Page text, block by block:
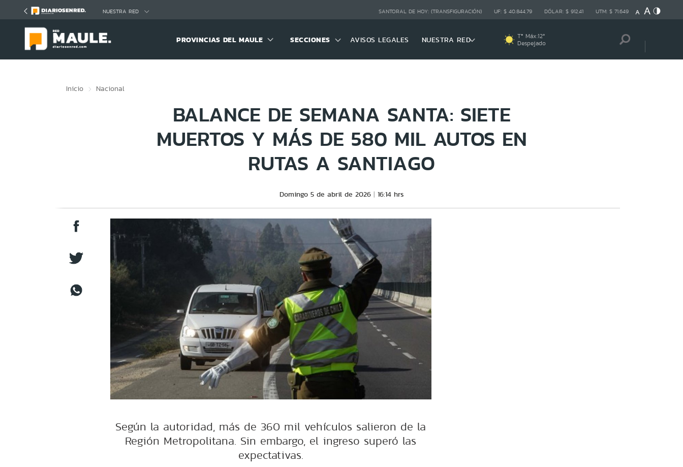
NUESTRA RED SANTORAL DE HOY: (TRANSFIGURACIÓN) UF: $ 40.844,79 DÓLAR: $ 912,41 UTM: $ 71.649
PROVINCIAS DEL MAULE SECCIONES AVISOS LEGALES NUESTRA RED Tª Máx:12º
Despejado
Inicio Nacional
BALANCE DE SEMANA SANTA: SIETE
MUERTOS Y MÁS DE 580 MIL AUTOS EN
RUTAS A SANTIAGO
Domingo 5 de abril de 2026 16:14 hrs
Según la autoridad, más de 360 mil vehículos salieron de la
Región Metropolitana. Sin embargo, el ingreso superó las
expectativas.